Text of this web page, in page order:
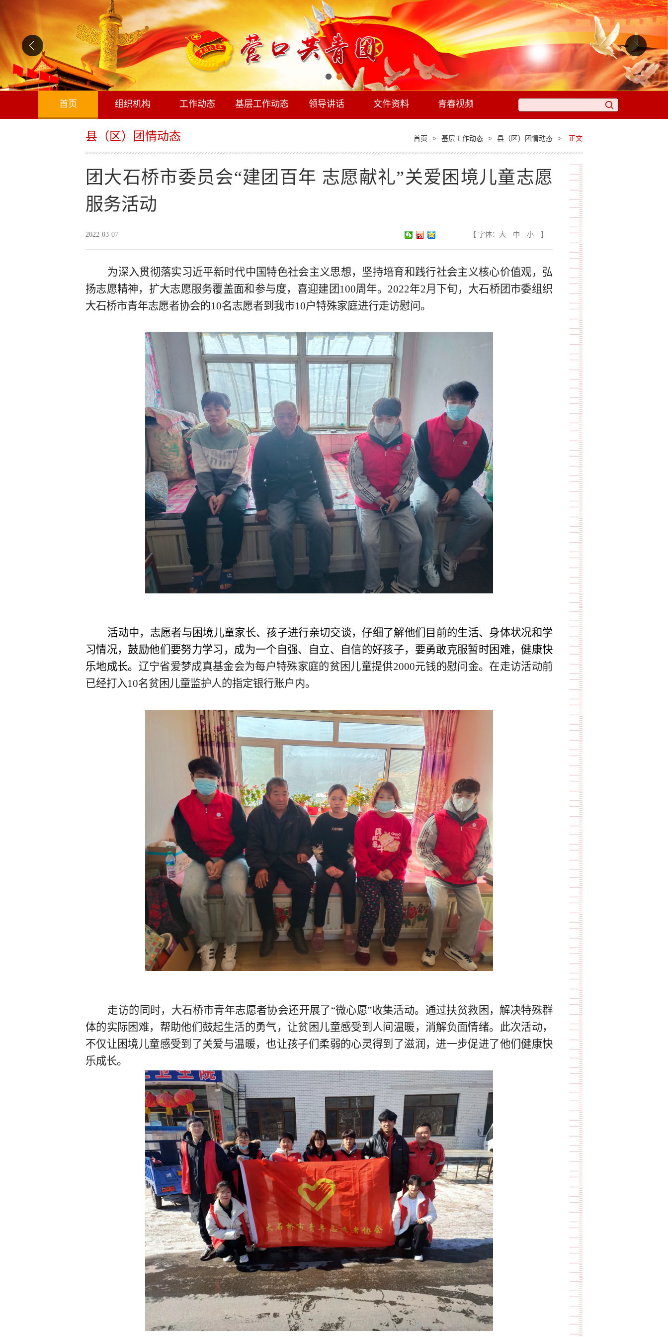
首页 组织机构 工作动态 基层工作动态 领导讲话 文件资料 青春视频
县（区）团情动态 首页 > 基层工作动态 > 县（区）团情动态 > 正文
团大石桥市委员会“建团百年 志愿献礼”关爱困境儿童志愿
服务活动
2022-03-07 【 字体： 大 中 小 】
为深入贯彻落实习近平新时代中国特色社会主义思想，坚持培育和践行社会主义核心价值观，弘
扬志愿精神，扩大志愿服务覆盖面和参与度，喜迎建团100周年。2022年2月下旬，大石桥团市委组织
大石桥市青年志愿者协会的10名志愿者到我市10户特殊家庭进行走访慰问。
活动中， 志愿者与困境儿童家长、孩子进行亲切交谈，仔细了解他们目前的生活、身体状况和学
习情况，鼓励他们要努力学习，成为一个自强、自立、自信的好孩子，要勇敢克服暂时困难，健康快
乐地成长。 辽宁省爱梦成真基金会为每户特殊家庭的贫困儿童提供2000元钱的慰问金。在走访活动前
已经打入10名贫困儿童监护人的指定银行账户内。
走访的同时，大石桥市青年志愿者协会还开展了“微心愿”收集活动。通过扶贫救困，解决特殊群
体的实际困难，帮助他们鼓起生活的勇气，让贫困儿童感受到人间温暖，消解负面情绪。此次活动，
不仅让困境儿童感受到了关爱与温暖，也让孩子们柔弱的心灵得到了滋润，进一步促进了他们健康快
乐成长。